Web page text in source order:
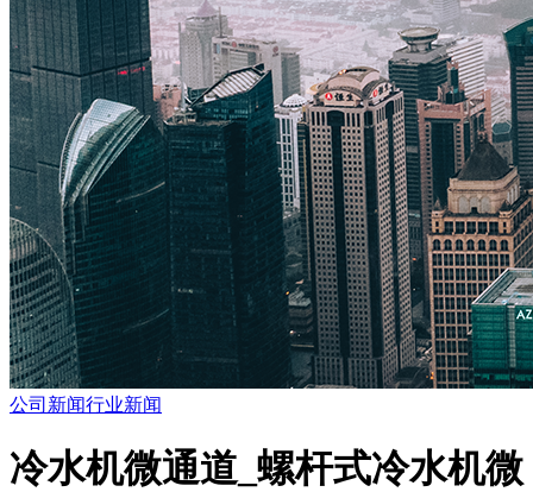
公司新闻行业新闻
冷水机微通道_螺杆式冷水机微